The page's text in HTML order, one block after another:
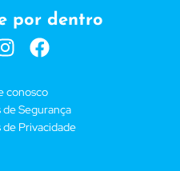
por dentro
conosco
de Segurança
de Privacidade